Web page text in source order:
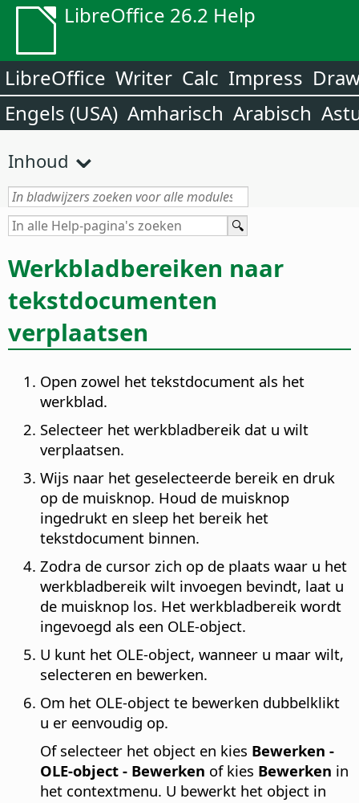
LibreOffice 26.2 Help
LibreOffice Writer Calc Impress
Engels (USA) Amharisch Arabisch
Inhoud
Werkbladbereiken naar
tekstdocumenten
verplaatsen
Open zowel het tekstdocument als het
werkblad.
Selecteer het werkbladbereik dat u wilt
verplaatsen.
Wijs naar het geselecteerde bereik en druk
op de muisknop. Houd de muisknop
ingedrukt en sleep het bereik het
tekstdocument binnen.
Zodra de cursor zich op de plaats waar u het
werkbladbereik wilt invoegen bevindt, laat u
de muisknop los. Het werkbladbereik wordt
ingevoegd als een OLE-object.
U kunt het OLE-object, wanneer u maar wilt,
selecteren en bewerken.
Om het OLE-object te bewerken dubbelklikt
u er eenvoudig op.
Of selecteer het object en kies Bewerken -
OLE-object - Bewerken of kies Bewerken in
het contextmenu. U bewerkt het object in